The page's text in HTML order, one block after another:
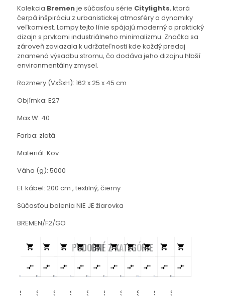
Kolekcia Bremenje súčasťou série Citylights, ktorá
čerpá inšpiráciu z urbanistickej atmosféry a dynamiky
veľkomiest. Lampy tejto línie spájajú moderný a praktický
dizajn s prvkami industriálneho minimalizmu. Značka sa
zároveň zaviazala k udržateľnosti kde každý predaj
znamená výsadbu stromu, čo dodáva jeho dizajnu hlbší
environmentálny zmysel.
Rozmery (VxŠxH): 162 x 25 x 45 cm
Objímka: E27
Max W: 40
Farba: zlatá
Materiál: Kov
Váha (g): 5000
El. kábel: 200 cm , textilný, čierny
Súčasťou balenia NIE JE žiarovka
BREMEN/F2/GO
PODOBNÉ Z KATEGÓRIE


STOJACA


STOJACA


STOJACIA


STOJACA


STOJATA


STOJACA


STOJACA


STOJACA


STOJACIA


STOJACA